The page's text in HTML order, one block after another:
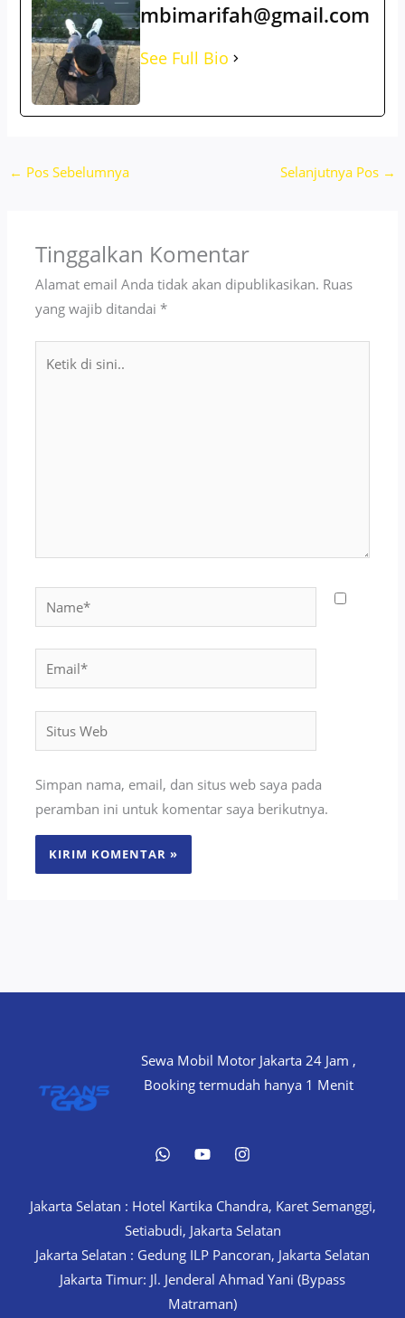
mbimarifah@gmail.com
See Full Bio
← Pos Sebelumnya Selanjutnya Pos →
Tinggalkan Komentar
Alamat email Anda tidak akan dipublikasikan. Ruas
yang wajib ditandai*
Email*
Web
Simpan nama, email, dan situs web saya pada
peramban ini untuk komentar saya berikutnya.
Sewa Mobil Motor Jakarta 24 Jam ,
Booking termudah hanya 1 Menit
Jakarta Selatan : Hotel Kartika Chandra, Karet Semanggi,
Setiabudi, Jakarta Selatan
Jakarta Selatan : Gedung ILP Pancoran, Jakarta Selatan
Jakarta Timur: Jl. Jenderal Ahmad Yani (Bypass
Matraman)